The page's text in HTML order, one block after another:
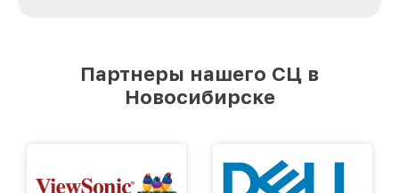
лучшим сервисным центром LG в городе
Новосибирске, постоянно повышая уровень
Партнеры нашего СЦ в
Новосибирске